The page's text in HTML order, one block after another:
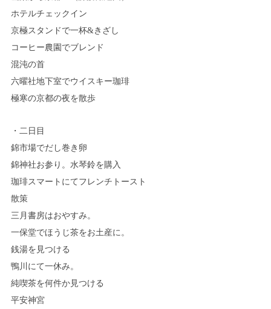
ホテルチェックイン
京極スタンドで一杯&きざし
コーヒー農園でブレンド
混沌の首
六曜社地下室でウイスキー珈琲
極寒の京都の夜を散歩
・二日目
錦市場でだし巻き卵
錦神社お参り。水琴鈴を購入
珈琲スマートにてフレンチトースト
散策
三月書房はおやすみ。
一保堂でほうじ茶をお土産に。
銭湯を見つける
鴨川にて一休み。
純喫茶を何件か見つける
平安神宮